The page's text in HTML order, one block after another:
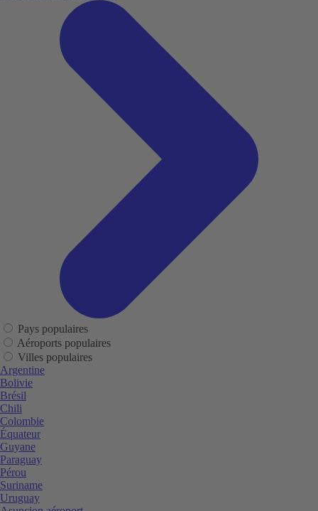
Pays populaires
Aéroports populaires
Villes populaires
Argentine
Bolivie
Brésil
Chili
Colombie
Équateur
Guyane
Paraguay
Pérou
Suriname
Uruguay